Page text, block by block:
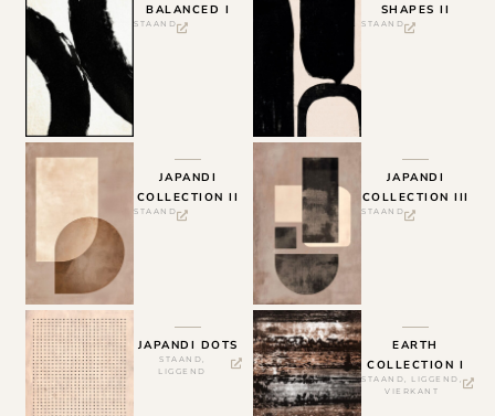
BALANCED I
STAAND
SHAPES II
STAAND
JAPANDI
COLLECTION II
STAAND
JAPANDI
COLLECTION III
STAAND
JAPANDI DOTS
STAAND,
LIGGEND
EARTH
COLLECTION I
STAAND, LIGGEND ,
VIERKANT